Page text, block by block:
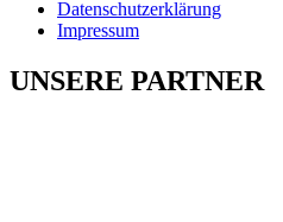
Datenschutzerklärung
Impressum
UNSERE PARTNER